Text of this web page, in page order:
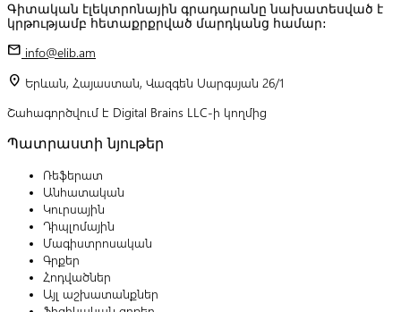
Գիտական էլեկտրոնային գրադարանը նախատեսված է
կրթությամբ հետաքրքրված մարդկանց համար:
mail info@elib.am
location_on Երևան, Հայաստան, Վազգեն Սարգսյան 26/1
Շահագործվում է Digital Brains LLC-ի կողմից
Պատրաստի նյութեր
Ռեֆերատ
Անհատական
Կուրսային
Դիպլոմային
Մագիստրոսական
Գրքեր
Հոդվածներ
Այլ աշխատանքներ